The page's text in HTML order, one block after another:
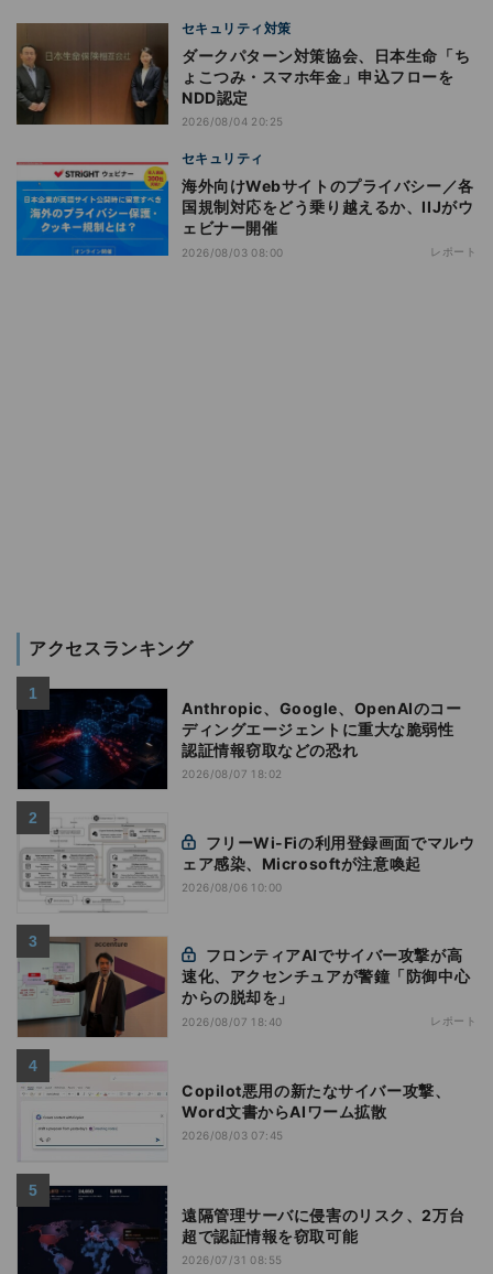
セキュリティ対策
ダークパターン対策協会、日本生命「ち
ょこつみ・スマホ年金」申込フローを
NDD認定
2026/08/04 20:25
セキュリティ
海外向けWebサイトのプライバシー／各
国規制対応をどう乗り越えるか、IIJがウ
ェビナー開催
2026/08/03 08:00 レポート
アクセスランキング
Anthropic、Google、OpenAIのコー
ディングエージェントに重大な脆弱性
認証情報窃取などの恐れ
2026/08/07 18:02
ェア感染、Microsoftが注意喚起
2026/08/06 10:00
速化、アクセンチュアが警鐘「防御中心
からの脱却を」
2026/08/07 18:40 レポート
Copilot悪用の新たなサイバー攻撃、
Word文書からAIワーム拡散
2026/08/03 07:45
遠隔管理サーバに侵害のリスク、2万台
超で認証情報を窃取可能
2026/07/31 08:55